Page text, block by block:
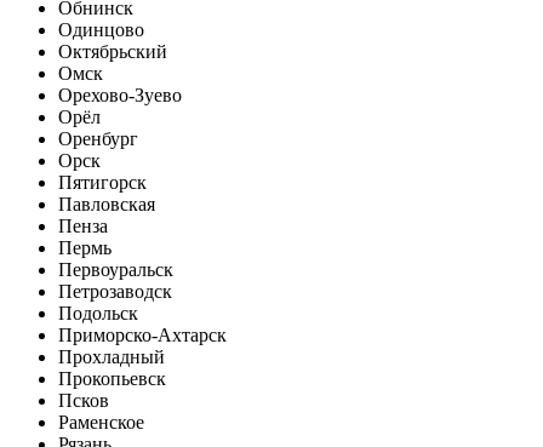
Обнинск
Одинцово
Октябрьский
Омск
Орехово-Зуево
Орёл
Оренбург
Орск
Пятигорск
Павловская
Пенза
Пермь
Первоуральск
Петрозаводск
Подольск
Приморско-Ахтарск
Прохладный
Прокопьевск
Псков
Раменское